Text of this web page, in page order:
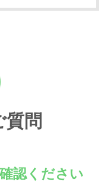
質問
認ください